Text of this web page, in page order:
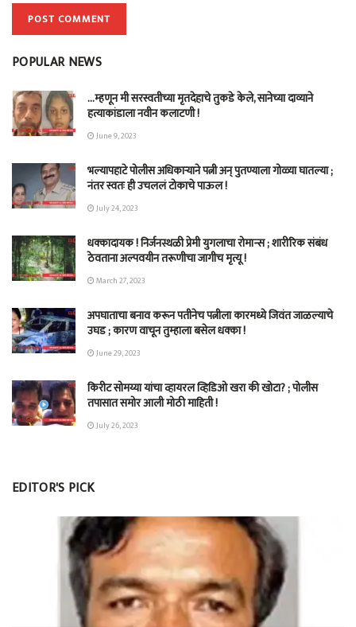
POPULAR NEWS
…म्हणून मी सरस्वतीच्या मृतदेहाचे तुकडे केले, सानेच्या दाव्याने
हत्याकांडाला नवीन कलाटणी !
June 9, 2023
भल्यापहाटे पोलीस अधिकाऱ्याने पत्नी अन् पुतण्याला गोळ्या घातल्या ;
नंतर स्वतः ही उचललं टोकाचे पाऊल !
July 24, 2023
धक्कादायक ! निर्जनस्थळी प्रेमी युगलाचा रोमान्स ; शारीरिक संबंध
ठेवताना अल्पवयीन तरूणीचा जागीच मृत्यू !
March 27, 2023
अपघाताचा बनाव करून पतीनेच‎ पत्नीला कारमध्ये जिवंत जाळल्याचे
उघड ; कारण वाचून तुम्हाला बसेल धक्का !
June 29, 2023
किरीट सोमय्या यांचा व्हायरल व्हिडिओ खरा की खोटा? ; पोलीस
तपासात समोर आली मोठी माहिती !
July 26, 2023
EDITOR'S PICK